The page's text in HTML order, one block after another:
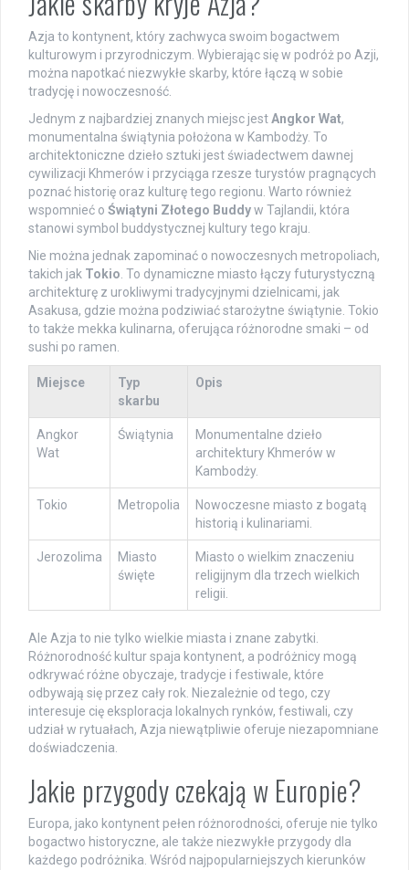
Azja to kontynent, który zachwyca swoim bogactwem
kulturowym i przyrodniczym. Wybierając się w podróż po Azji,
można napotkać niezwykłe skarby, które łączą w sobie
tradycję i nowoczesność.
Jednym z najbardziej znanych miejsc jestAngkor Wat,
monumentalna świątynia położona w Kambodży. To
architektoniczne dzieło sztuki jest świadectwem dawnej
cywilizacji Khmerów i przyciąga rzesze turystów pragnących
poznać historię oraz kulturę tego regionu. Warto również
wspomnieć o Świątyni Złotego Buddyw Tajlandii, która
stanowi symbol buddystycznej kultury tego kraju.
Nie można jednak zapominać o nowoczesnych metropoliach,
takich jak Tokio. To dynamiczne miasto łączy futurystyczną
architekturę z urokliwymi tradycyjnymi dzielnicami, jak
Asakusa, gdzie można podziwiać starożytne świątynie. Tokio
to także mekka kulinarna, oferująca różnorodne smaki – od
sushi po ramen.
Miejsce
Typ
skarbu
Opis
Angkor
Wat
Świątynia
Monumentalne dzieło
architektury Khmerów w
Kambodży.
Tokio Metropolia
Nowoczesne miasto z bogatą
historią i kulinariami.
Jerozolima
Miasto
święte
Miasto o wielkim znaczeniu
religijnym dla trzech wielkich
religii.
Ale Azja to nie tylko wielkie miasta i znane zabytki.
Różnorodność kultur spaja kontynent, a podróżnicy mogą
odkrywać różne obyczaje, tradycje i festiwale, które
odbywają się przez cały rok. Niezależnie od tego, czy
interesuje cię eksploracja lokalnych rynków, festiwali, czy
udział w rytuałach, Azja niewątpliwie oferuje niezapomniane
doświadczenia.
Jakie przygody czekają w Europie?
Europa, jako kontynent pełen różnorodności, oferuje nie tylko
bogactwo historyczne, ale także niezwykłe przygody dla
każdego podróżnika. Wśród najpopularniejszych kierunków